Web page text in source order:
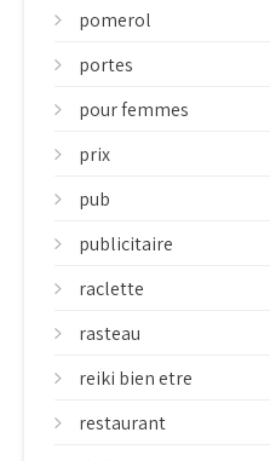
pomerol
portes
pour femmes
prix
pub
publicitaire
raclette
rasteau
reiki bien etre
restaurant